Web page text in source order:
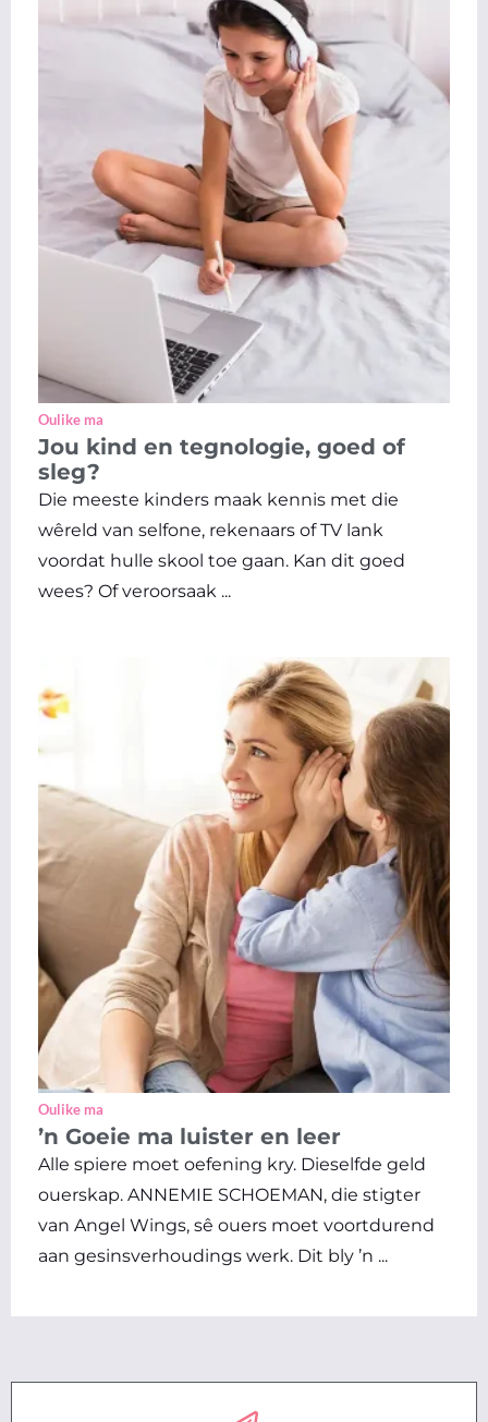
Oulike ma
Jou kind en tegnologie, goed of
sleg?
Die meeste kinders maak kennis met die
wêreld van selfone, rekenaars of TV lank
voordat hulle skool toe gaan. Kan dit goed
wees? Of veroorsaak ...
Oulike ma
’n Goeie ma luister en leer
Alle spiere moet oefening kry. Dieselfde geld
ouerskap. ANNEMIE SCHOEMAN, die stigter
van Angel Wings, sê ouers moet voortdurend
aan gesinsverhoudings werk. Dit bly ’n ...